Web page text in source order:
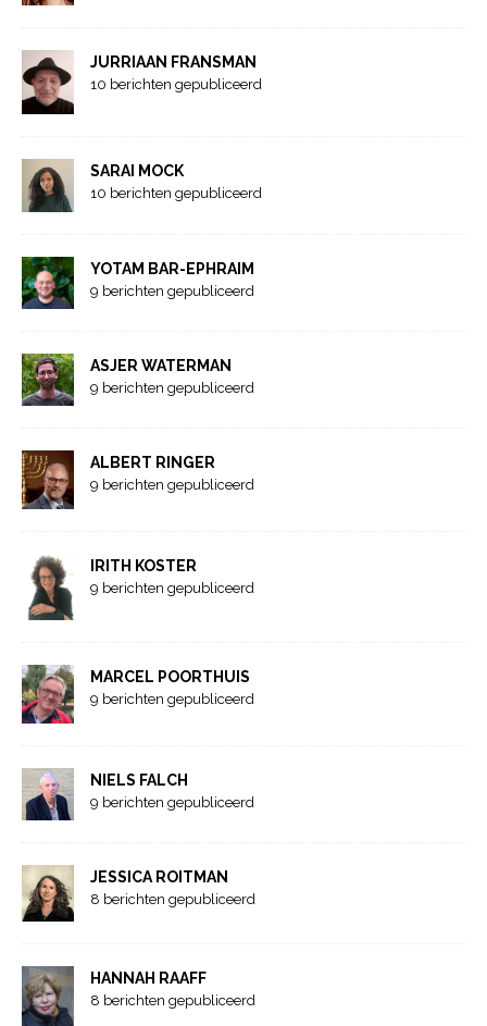
JURRIAAN FRANSMAN
10 berichten gepubliceerd
SARAI MOCK
10 berichten gepubliceerd
YOTAM BAR-EPHRAIM
9 berichten gepubliceerd
ASJER WATERMAN
9 berichten gepubliceerd
ALBERT RINGER
9 berichten gepubliceerd
IRITH KOSTER
9 berichten gepubliceerd
MARCEL POORTHUIS
9 berichten gepubliceerd
NIELS FALCH
9 berichten gepubliceerd
JESSICA ROITMAN
8 berichten gepubliceerd
HANNAH RAAFF
8 berichten gepubliceerd